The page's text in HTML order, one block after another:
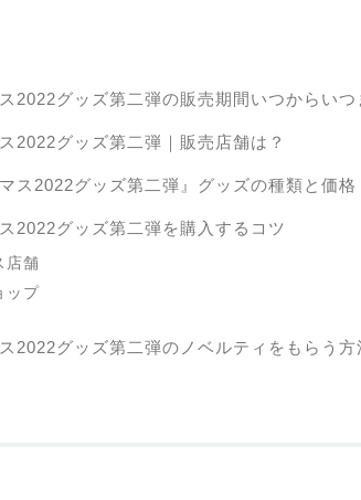
2022グッズ第二弾の販売期間いつからいつ
2022グッズ第二弾｜販売店舗は？
ス2022グッズ第二弾』グッズの種類と価格
2022グッズ第二弾を購入するコツ
店舗
ップ
2022グッズ第二弾のノベルティをもらう方